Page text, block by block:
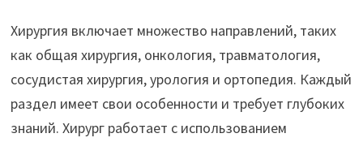
Хирургия включает множество направлений, таких
как общая хирургия, онкология, травматология,
сосудистая хирургия, урология и ортопедия. Каждый
раздел имеет свои особенности и требует глубоких
знаний. Хирург работает с использованием